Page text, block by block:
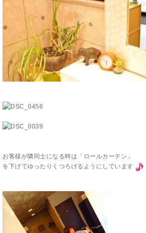
お客様が隣同士になる時は「ロールカーテン」
を下げてゆったりくつろげるようにしています